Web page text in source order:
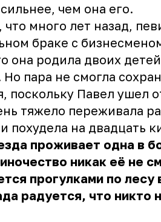
чем она его.
много лет назад,
браке с
она родила двоих
Но пара не смогла
поскольку Павел ушел
тяжело переживала
похудела на двадцать
проживает одна в
никак её не
прогулками по лесу
радуется, что никто